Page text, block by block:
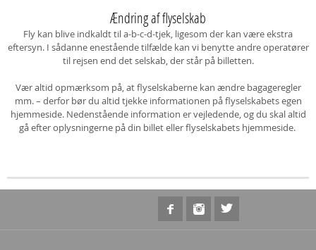
Ændring af flyselskab
Fly kan blive indkaldt til a-b-c-d-tjek, ligesom der kan være ekstra
eftersyn. I sådanne enestående tilfælde kan vi benytte andre operatører
til rejsen end det selskab, der står på billetten.
Vær altid opmærksom på, at flyselskaberne kan ændre bagageregler
mm. – derfor bør du altid tjekke informationen på flyselskabets egen
hjemmeside. Nedenstående information er vejledende, og du skal altid
gå efter oplysningerne på din billet eller flyselskabets hjemmeside.